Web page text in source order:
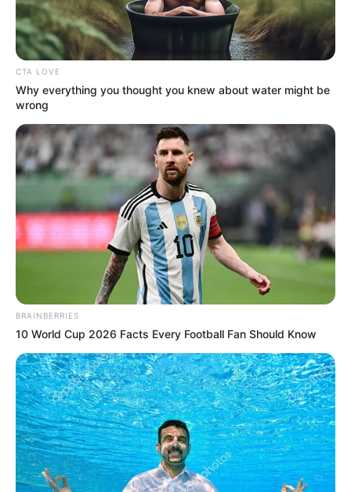
CTA LOVE
Why everything you thought you knew about water might be
wrong
BRAINBERRIES
10 World Cup 2026 Facts Every Football Fan Should Know